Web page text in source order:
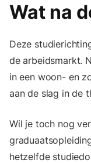
Wat na
Deze
de arbeidsmarkt.
in een woon- en
aan de slag in de
Wil je toch nog
hetzelfde